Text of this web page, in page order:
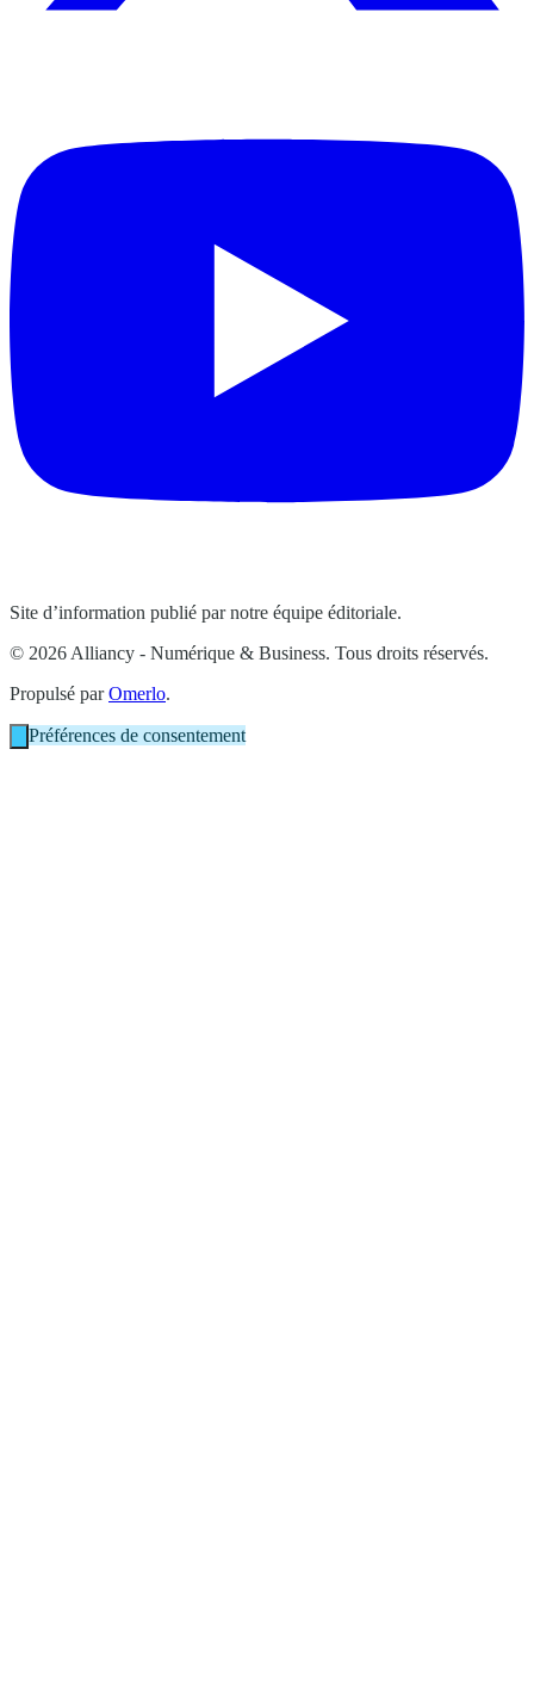
Site d’information publié par notre équipe éditoriale.
© 2026 Alliancy - Numérique & Business. Tous droits réservés.
Propulsé parOmerlo.
Préférences de consentement